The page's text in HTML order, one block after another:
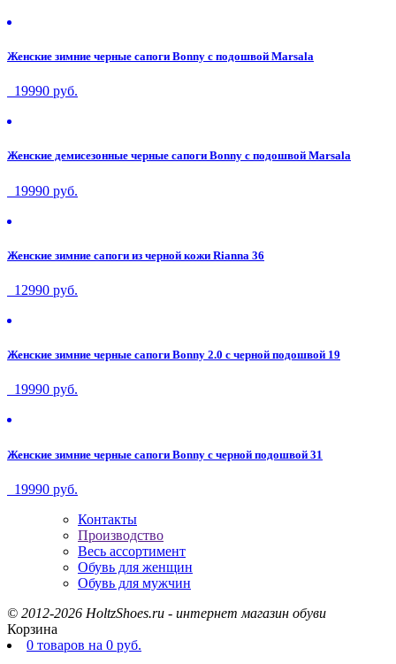
Женские зимние черные сапоги Bonny с подошвой Marsala
19990 руб.
Женские демисезонные черные сапоги Bonny с подошвой Marsala
19990 руб.
Женские зимние сапоги из черной кожи Rianna 36
12990 руб.
Женские зимние черные сапоги Bonny 2.0 с черной подошвой 19
19990 руб.
Женские зимние черные сапоги Bonny с черной подошвой 31
19990 руб.
Контакты
Производство
Весь ассортимент
Обувь для женщин
Обувь для мужчин
© 2012-2026 HoltzShoes.ru - интернет магазин обуви
Корзина
0 товаров на 0 руб.